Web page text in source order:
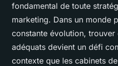
fondamental de toute
marketing. Dans un monde
constante évolution, trouver
adéquats devient un défi
contexte que les cabinets